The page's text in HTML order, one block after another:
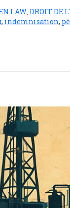
LAW, DROIT DE
, indemnisation,